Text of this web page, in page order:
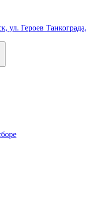
ул. Героев Танкограда,